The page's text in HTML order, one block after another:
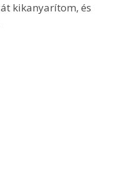
kikanyarítom, és